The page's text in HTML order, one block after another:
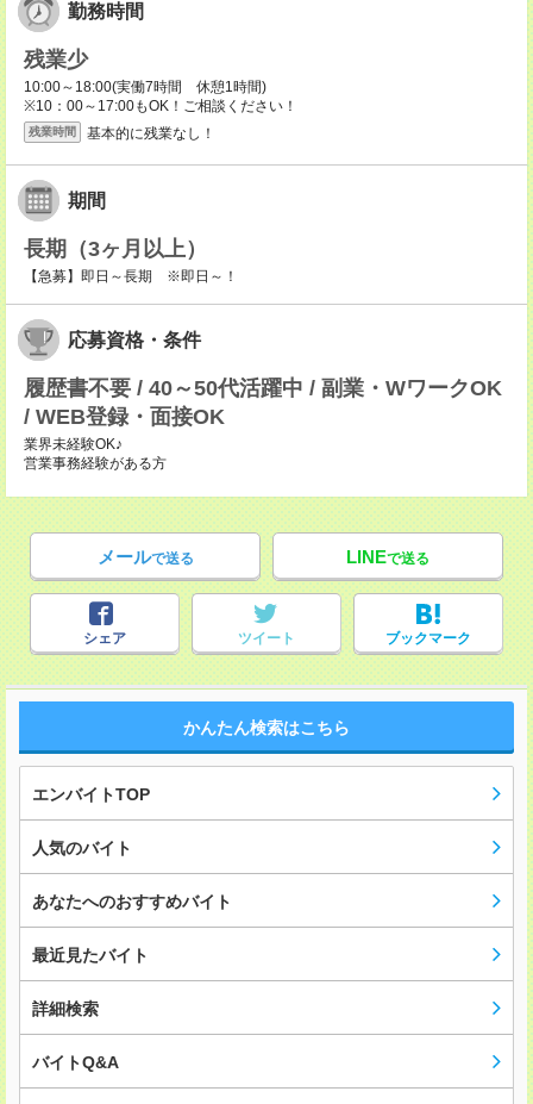
勤務時間
残業少
10:00～18:00(実働7時間 休憩1時間)
※10：00～17:00もOK！ご相談ください！
残業時間 基本的に残業なし！
期間
長期（3ヶ月以上）
【急募】即日～長期 ※即日～！
応募資格・条件
履歴書不要 / 40～50代活躍中 / 副業・WワークOK
/ WEB登録・面接OK
業界未経験OK♪
営業事務経験がある方
メールで送る LINEで送る
シェア ツイート ブックマーク
かんたん検索はこちら
エンバイトTOP
人気のバイト
あなたへのおすすめバイト
最近見たバイト
詳細検索
バイトQ&A